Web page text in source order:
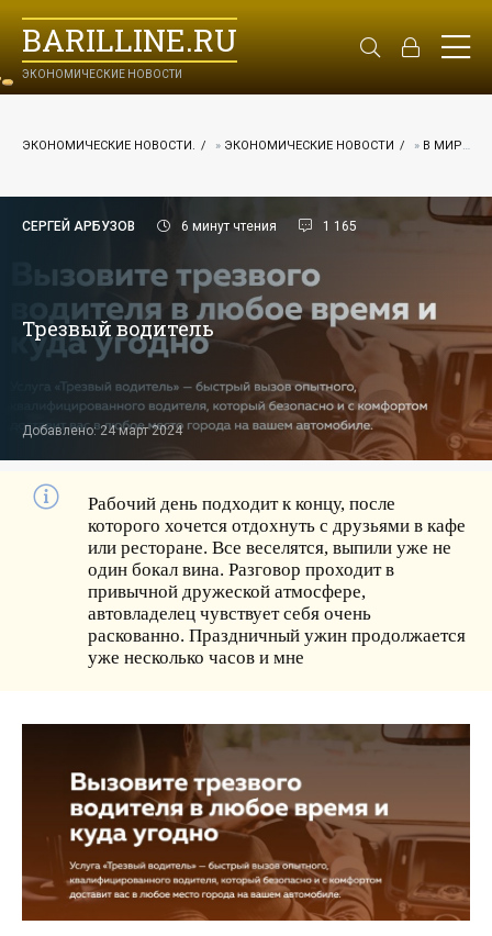
BARILLINE.RU
ЭКОНОМИЧЕСКИЕ НОВОСТИ
ЭКОНОМИЧЕСКИЕ НОВОСТИ. » ЭКОНОМИЧЕСКИЕ НОВОСТИ » В МИРЕ
СЕРГЕЙ АРБУЗОВ 6 минут чтения 1 165
Трезвый водитель
Добавлено: 24 март 2024
Рабочий день подходит к концу, после
которого хочется отдохнуть с друзьями в кафе
или ресторане. Все веселятся, выпили уже не
один бокал вина. Разговор проходит в
привычной дружеской атмосфере,
автовладелец чувствует себя очень
раскованно. Праздничный ужин продолжается
уже несколько часов и мне